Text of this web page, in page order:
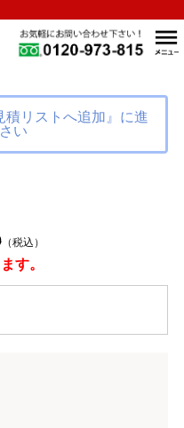
リストへ追加』に進
い
（税込）
す。